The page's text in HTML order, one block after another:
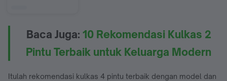
Baca Juga: 10 Rekomendasi Kulkas 2
Pintu Terbaik untuk Keluarga Modern
Itulah rekomendasi kulkas 4 pintu terbaik dengan model dan